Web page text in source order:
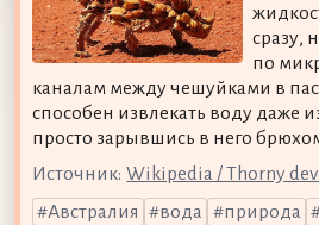
сразу,
по
каналам между чешуйками в
способен извлекать воду даже
просто зарывшись в него
Источник: Wikipedia / Thorny
Австралия
вода природа